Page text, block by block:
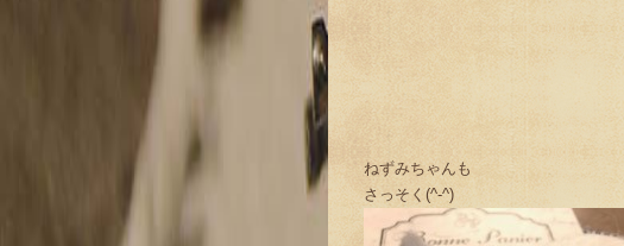
ねずみちゃんも
さっそく(^-^)